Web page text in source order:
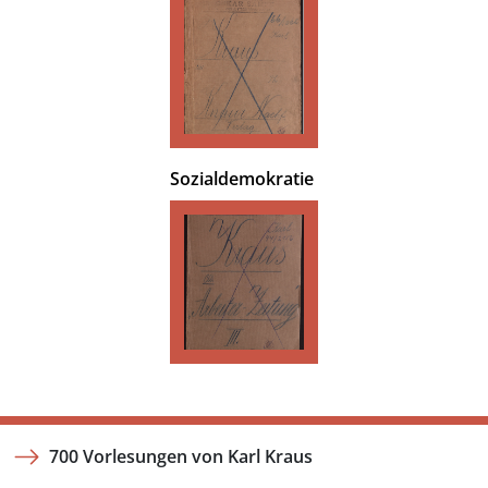
Sozialdemokratie
700 Vorlesungen von Karl Kraus